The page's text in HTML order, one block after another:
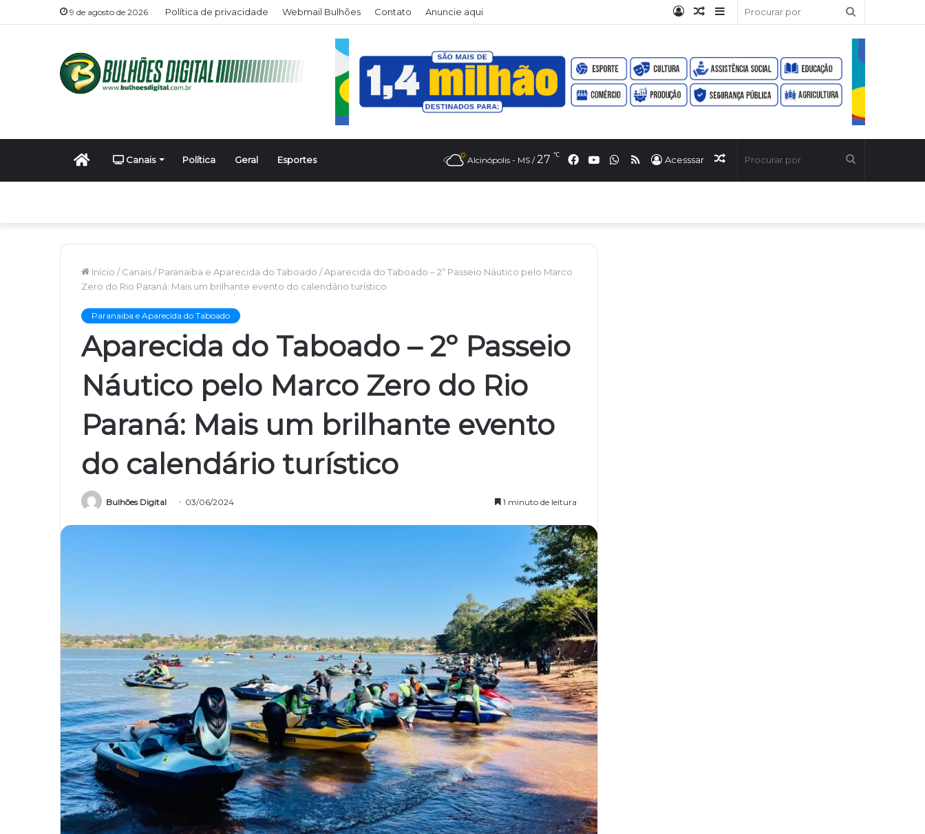
9 de agosto de 2026 Política de privacidade Webmail Bulhões Contato Anuncie aqui
por
Barra
Artigo
Entrar
Início Canais Política Geral Esportes Artigo
Acesssar
RSS
WhatsApp
YouTube
Facebook
Alcinópolis - MS / 27 ℃
Início / Canais/ Paranaiba e Aparecida do Taboado /Aparecida do Taboado – 2º Passeio Náutico pelo Marco
Zero do Rio Paraná: Mais um brilhante evento do calendário turístico
Paranaiba e Aparecida do Taboado
Aparecida do Taboado – 2º Passeio
Náutico pelo Marco Zero do Rio
Paraná: Mais um brilhante evento
do calendário turístico
Bulhões Digital 03/06/2024 1 minuto de leitura